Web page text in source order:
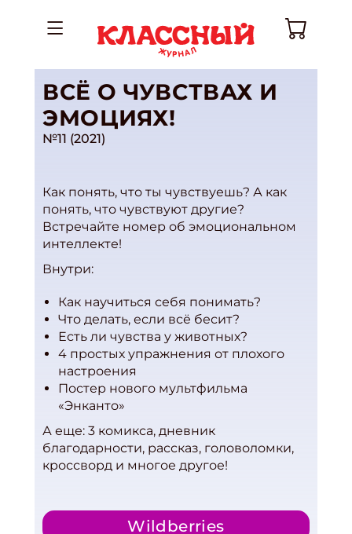
ВСЁ О ЧУВСТВАХ И
ЭМОЦИЯХ!
№11 (2021)
Как понять, что ты чувствуешь? А как
понять, что чувствуют другие?
Встречайте номер об эмоциональном
интеллекте!
Внутри:
Как научиться себя понимать?
Что делать, если всё бесит?
Есть ли чувства у животных?
4 простых упражнения от плохого
настроения
Постер нового мультфильма
«Энканто»
А еще: 3 комикса, дневник
благодарности, рассказ, головоломки,
кроссворд и многое другое!
Wildberries